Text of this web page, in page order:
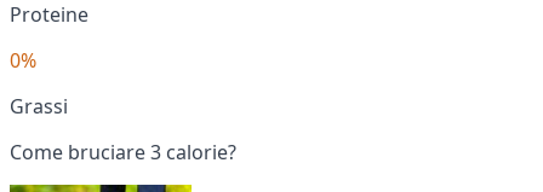
Proteine
0%
Grassi
Come bruciare 3 calorie?